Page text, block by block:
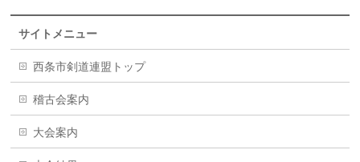
サイトメニュー
西条市剣道連盟トップ
稽古会案内
大会案内